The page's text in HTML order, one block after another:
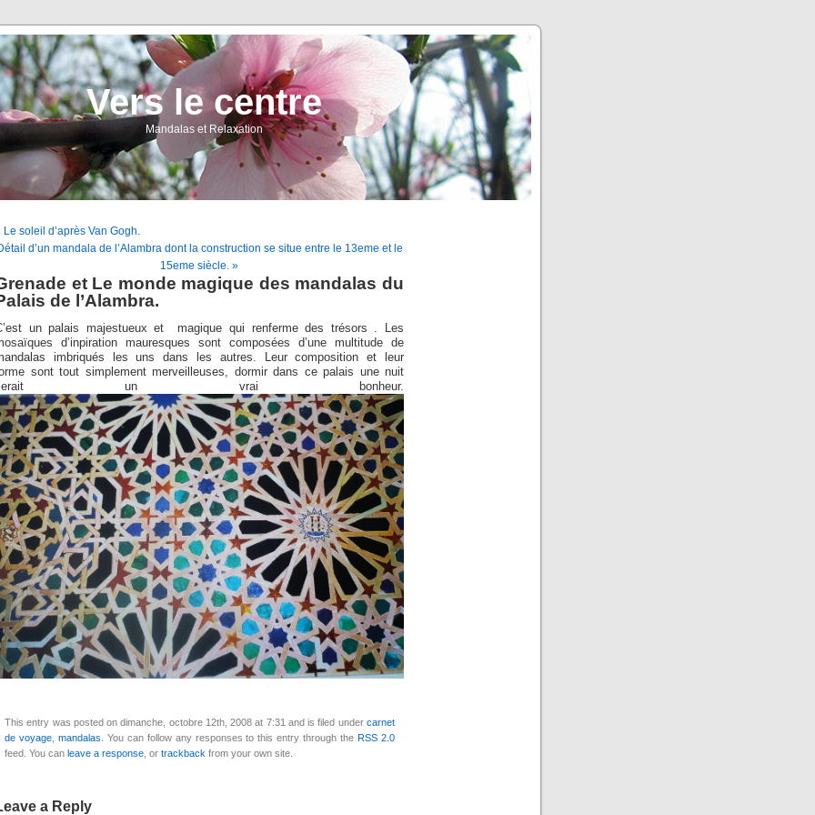
Vers le centre
Mandalas et Relaxation
Le soleil d’après Van Gogh.
d’un mandala de l’Alambra dont la construction se situe entre le 13eme et le
15eme siècle. »
et Le monde magique des mandalas du
de l’Alambra.
un palais majestueux et magique qui renferme des trésors . Les
d’inpiration mauresques sont composées d’une multitude de
imbriqués les uns dans les autres. Leur composition et leur
sont tout simplement merveilleuses, dormir dans ce palais une nuit
un vrai bonheur.
This entry was posted on dimanche, octobre 12th, 2008 at 7:31 and is filed under carnet
de voyage, mandalas. You can follow any responses to this entry through the RSS 2.0
feed. You can leave a response, or trackback from your own site.
a Reply